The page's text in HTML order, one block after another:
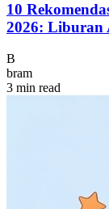
10
2026: Liburan
B
bram
3 min read